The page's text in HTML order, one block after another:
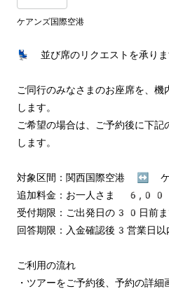
ケアンズ国際空港
💺 並び席のリクエストを承りま
ご同行のみなさまのお座席を、
します。
ご希望の場合は、ご予約後に下
します。
対象区間：関西国際空港 ↔︎ ケ
追加料金：お一人さま 6,000
受付期限：ご出発日の30日前
回答期限：入金確認後3営業日以
ご利用の流れ
・ツアーをご予約後、予約の詳